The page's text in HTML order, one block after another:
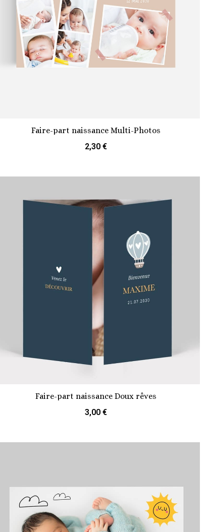
Faire-part naissance Multi-Photos
2,30 €
Faire-part naissance Doux rêves
3,00 €